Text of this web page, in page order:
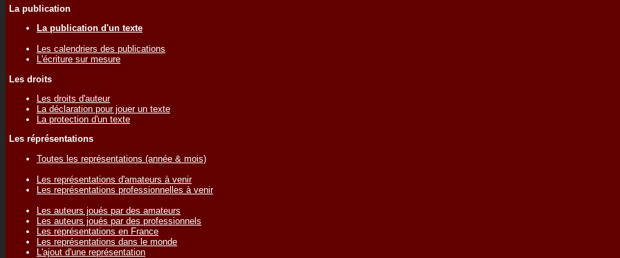
La publication
La publication d'un texte
Les calendriers des publications
L'écriture sur mesure
Les droits
Les droits d'auteur
La déclaration pour jouer un texte
La protection d'un texte
Les réprésentations
Toutes les représentations (année & mois)
Les représentations d'amateurs à venir
Les représentations professionnelles à venir
Les auteurs joués par des amateurs
Les auteurs joués par des professionnels
Les représentations en France
Les représentations dans le monde
L'ajout d'une représentation